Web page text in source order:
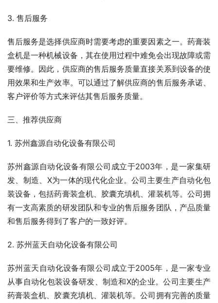
3. 售后服务
售后服务是选择供应商时需要考虑的重要因素之一。药膏装
盒机是一种机械设备，其在使用过程中难免会出现故障或需
要维修。因此，供应商的售后服务质量直接关系到设备的使
用效果和生产效率。可以通过了解供应商的售后服务承诺、
客户评价等方式来评估其售后服务质量。
三、推荐供应商
1. 苏州鑫源自动化设备有限公司
苏州鑫源自动化设备有限公司成立于2003年，是一家集研
发、制造、X为一体的现代化企业。公司主要生产自动化包
装设备，包括药膏装盒机、胶囊充填机、灌装机等。公司拥
有一支高素质的研发团队和专业的售后服务团队，产品质量
和售后服务得到了客户的一致好评。
2. 苏州蓝天自动化设备有限公司
苏州蓝天自动化设备有限公司成立于2005年，是一家专业
从事自动化包装设备研发、制造和X的企业。公司主要生产
药膏装盒机、胶囊充填机、灌装机等。公司拥有完善的质量